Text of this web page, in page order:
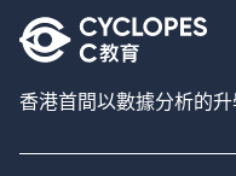
香港首間以數據分析的